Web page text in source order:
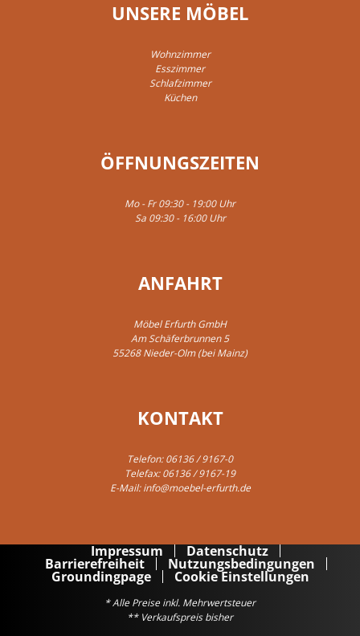
UNSERE MÖBEL
Wohnzimmer
Esszimmer
Schlafzimmer
Küchen
ÖFFNUNGSZEITEN
Mo - Fr 09:30 - 19:00 Uhr
Sa 09:30 - 16:00 Uhr
ANFAHRT
Möbel Erfurth GmbH
Am Schäferbrunnen 5
55268 Nieder-Olm (bei Mainz)
KONTAKT
Telefon:06136 / 9167-0
Telefax: 06136 / 9167-19
E-Mail:info@moebel-erfurth.de
Impressum Datenschutz
Barrierefreiheit Nutzungsbedingungen
Groundingpage Cookie Einstellungen
* Alle Preise inkl. Mehrwertsteuer
** Verkaufspreis bisher